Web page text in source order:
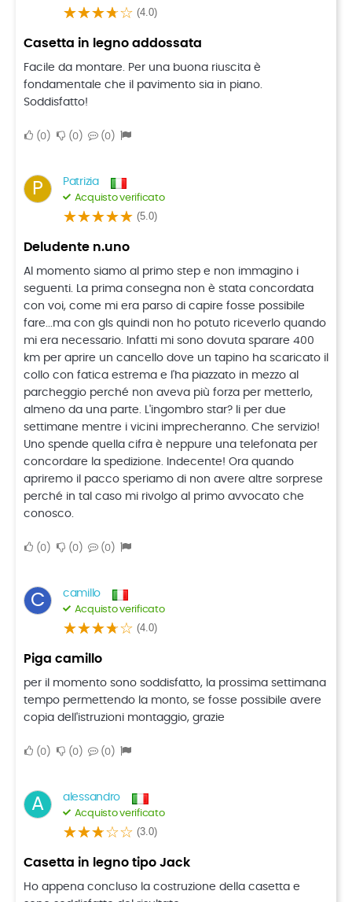
(4.0)
Casetta in legno addossata
Facile da montare. Per una buona riuscita è
fondamentale che il pavimento sia in piano.
Soddisfatto!
0 0 0
P Patrizia
Acquisto verificato
(5.0)
Deludente n.uno
Al momento siamo al primo step e non immagino i
seguenti. La prima consegna non è stata concordata
con voi, come mi era parso di capire fosse possibile
fare...ma con gls quindi non ho potuto riceverlo quando
mi era necessario. Infatti mi sono dovuta sparare 400
km per aprire un cancello dove un tapino ha scaricato il
collo con fatica estrema e l'ha piazzato in mezzo al
parcheggio perché non aveva più forza per metterlo,
almeno da una parte. L'ingombro star? li per due
settimane mentre i vicini imprecheranno. Che servizio!
Uno spende quella cifra è neppure una telefonata per
concordare la spedizione. Indecente! Ora quando
apriremo il pacco speriamo di non avere altre sorprese
perché in tal caso mi rivolgo al primo avvocato che
conosco.
0 0 0
C camillo
Acquisto verificato
(4.0)
piga camillo
per il momento sono soddisfatto, la prossima settimana
tempo permettendo la monto, se fosse possibile avere
copia dell'istruzioni montaggio, grazie
0 0 0
A alessandro
Acquisto verificato
(3.0)
Casetta in legno tipo Jack
Ho appena concluso la costruzione della casetta e